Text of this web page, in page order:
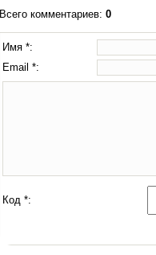
Всего комментариев: 0
Имя *:
Email *:
Код *: